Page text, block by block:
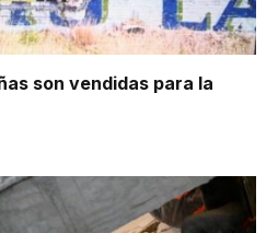
son vendidas para la